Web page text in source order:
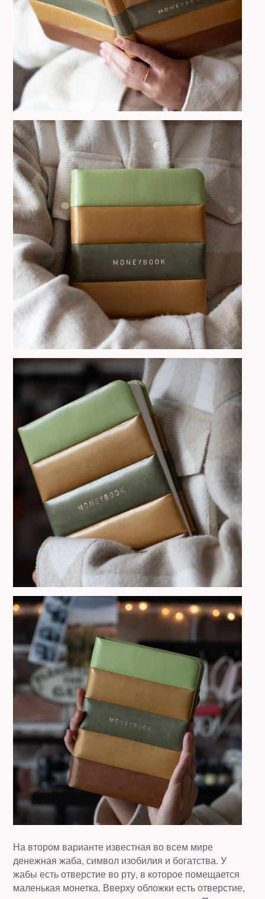
На втором варианте известная во всем мире
денежная жаба, символ изобилия и богатства. У
жабы есть отверстие во рту, в которое помещается
маленькая монетка. Вверху обложки есть отверстие,